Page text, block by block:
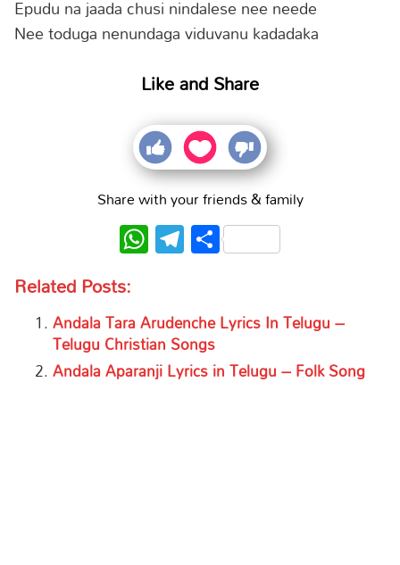
Epudu na jaada chusi nindalese nee neede
Nee toduga nenundaga viduvanu kadadaka
Like and Share
Share with your friends & family
WhatsApp
Telegram
Share
Related Posts:
Andala Tara Arudenche Lyrics In Telugu –
Telugu Christian Songs
Andala Aparanji Lyrics in Telugu – Folk Song